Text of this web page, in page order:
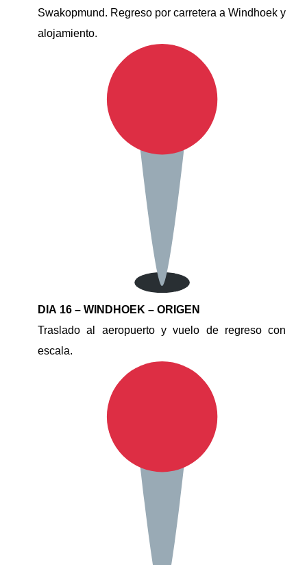
Swakopmund. Regreso por carretera a Windhoek y
alojamiento.
DIA 16 – WINDHOEK – ORIGEN
Traslado al aeropuerto y vuelo de regreso con
escala.